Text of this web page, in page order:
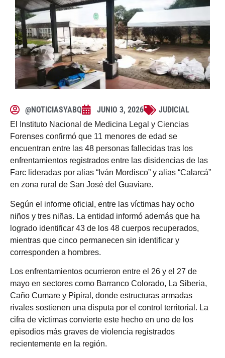
@NOTICIASYABQ JUNIO 3, 2026 JUDICIAL
El Instituto Nacional de Medicina Legal y Ciencias
Forenses confirmó que 11 menores de edad se
encuentran entre las 48 personas fallecidas tras los
enfrentamientos registrados entre las disidencias de las
Farc lideradas por alias “Iván Mordisco” y alias “Calarcá”
en zona rural de San José del Guaviare.
Según el informe oficial, entre las víctimas hay ocho
niños y tres niñas. La entidad informó además que ha
logrado identificar 43 de los 48 cuerpos recuperados,
mientras que cinco permanecen sin identificar y
corresponden a hombres.
Los enfrentamientos ocurrieron entre el 26 y el 27 de
mayo en sectores como Barranco Colorado, La Siberia,
Caño Cumare y Pipiral, donde estructuras armadas
rivales sostienen una disputa por el control territorial. La
cifra de víctimas convierte este hecho en uno de los
episodios más graves de violencia registrados
recientemente en la región.